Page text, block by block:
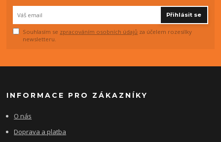
Přihlásit se
Souhlasím se zpracováním osobních údajů za účelem rozesílky
newsletteru.
INFORMACE PRO ZÁKAZNÍKY
O nás
Doprava a platba